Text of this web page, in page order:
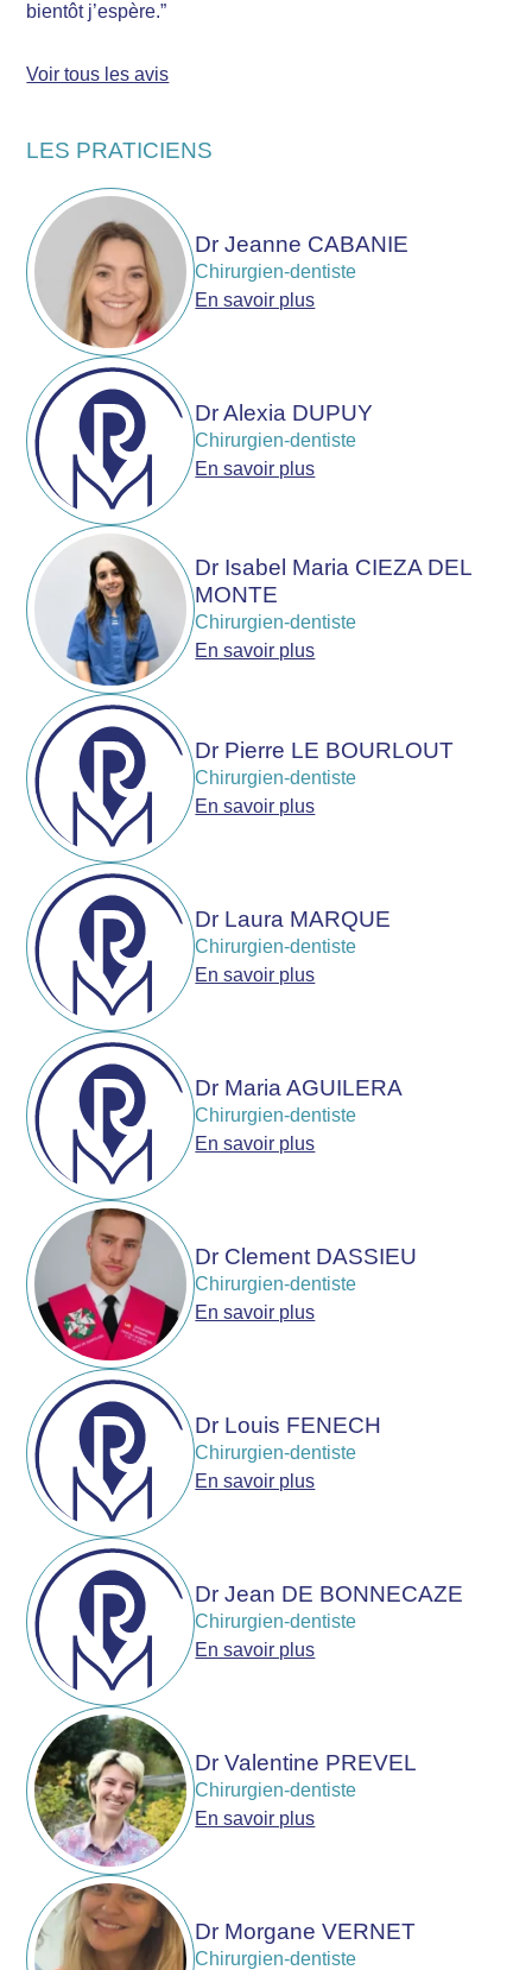
bientôt j’espère.”
Voir tous les avis
LES PRATICIENS
Dr Jeanne CABANIE
Chirurgien-dentiste
En savoir plus
Dr Alexia DUPUY
Chirurgien-dentiste
En savoir plus
Dr Isabel Maria CIEZA DEL
MONTE
Chirurgien-dentiste
En savoir plus
Dr Pierre LE BOURLOUT
Chirurgien-dentiste
En savoir plus
Dr Laura MARQUE
Chirurgien-dentiste
En savoir plus
Dr Maria AGUILERA
Chirurgien-dentiste
En savoir plus
Dr Clement DASSIEU
Chirurgien-dentiste
En savoir plus
Dr Louis FENECH
Chirurgien-dentiste
En savoir plus
Dr Jean DE BONNECAZE
Chirurgien-dentiste
En savoir plus
Dr Valentine PREVEL
Chirurgien-dentiste
En savoir plus
Dr Morgane VERNET
Chirurgien-dentiste